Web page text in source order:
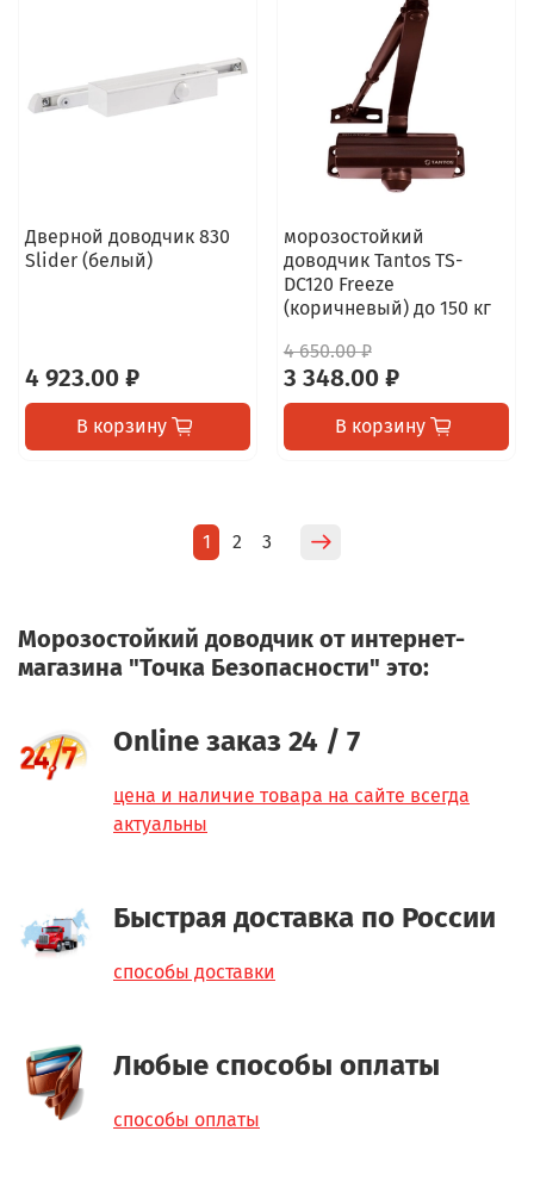
Дверной доводчик 830
Slider (белый)
4 923.00 ₽
В корзину
морозостойкий
доводчик Tantos TS-
DC120 Freeze
(коричневый) до 150 кг
4 650.00 ₽
3 348.00 ₽
В корзину
1 2 3
Морозостойкий доводчик от интернет-
магазина "Точка Безопасности" это:
Online заказ 24 / 7
цена и наличие товара на сайте всегда
актуальны
Быстрая доставка по России
способы доставки
Любые способы оплаты
способы оплаты